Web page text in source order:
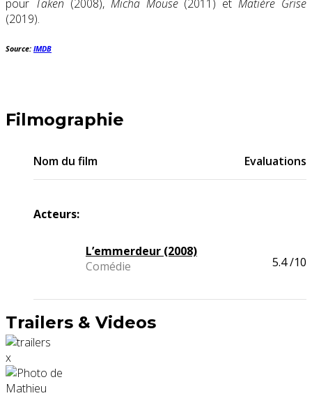
pour Taken (2008), Micha Mouse(2011) etMatière Grise
(2019).
Source: IMDB
Filmographie
Nom du film Evaluations
Acteurs:
L’emmerdeur (2008)
Comédie
5.4/10
Trailers & Videos
x